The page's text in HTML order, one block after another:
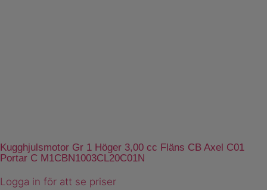
Kugghjulsmotor Gr 1 Höger 3,00 cc Fläns CB Axel C01
Portar C M1CBN1003CL20C01N
Logga in för att se priser